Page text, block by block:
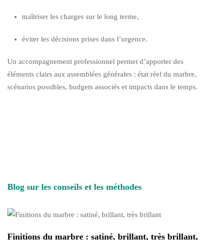
maîtriser les charges sur le long terme,
éviter les décisions prises dans l’urgence.
Un accompagnement professionnel permet d’apporter des
éléments clairs aux assemblées générales : état réel du marbre,
scénarios possibles, budgets associés et impacts dans le temps.
Blog sur les conseils et les méthodes
Finitions du marbre : satiné, brillant, très brillant,